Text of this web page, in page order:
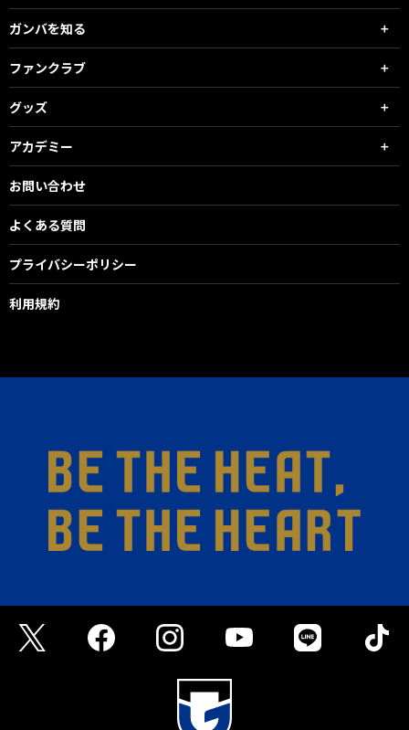
ガンバを知る
ファンクラブ
グッズ
アカデミー
お問い合わせ
よくある質問
プライバシーポリシー
利用規約